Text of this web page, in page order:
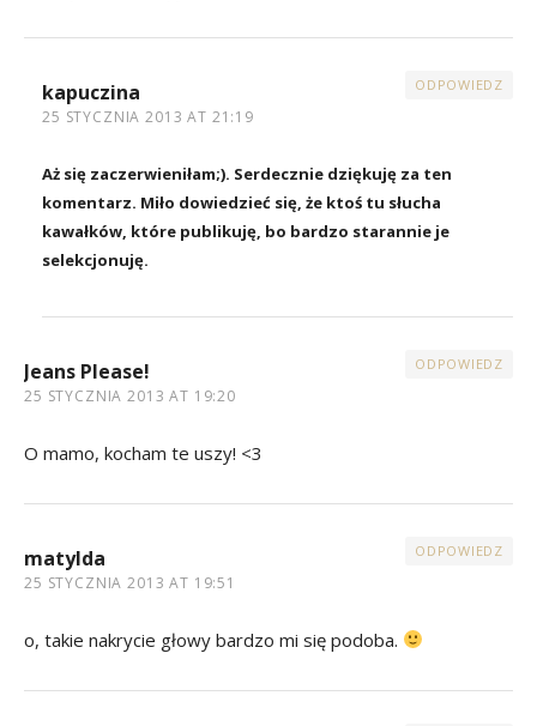
kapuczina
25 STYCZNIA 2013 AT 21:19
ODPOWIEDZ
Aż się zaczerwieniłam;). Serdecznie dziękuję za ten
komentarz. Miło dowiedzieć się, że ktoś tu słucha
kawałków, które publikuję, bo bardzo starannie je
selekcjonuję.
Jeans Please!
25 STYCZNIA 2013 AT 19:20
ODPOWIEDZ
O mamo, kocham te uszy! <3
matylda
25 STYCZNIA 2013 AT 19:51
ODPOWIEDZ
o, takie nakrycie głowy bardzo mi się podoba.